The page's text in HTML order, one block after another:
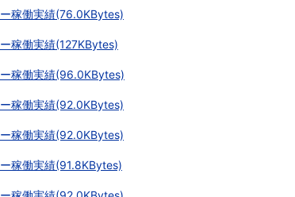
稼働実績(76.0KBytes)
稼働実績(127KBytes)
稼働実績(96.0KBytes)
稼働実績(92.0KBytes)
稼働実績(92.0KBytes)
稼働実績(91.8KBytes)